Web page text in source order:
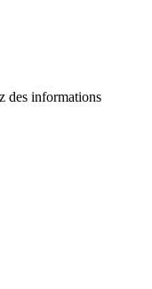
des informations